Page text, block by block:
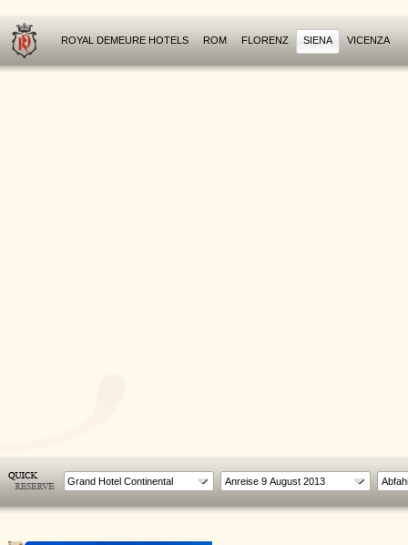
ROYAL DEMEURE HOTELS ROM FLORENZ SIENA VICENZA
Grand Hotel Continental